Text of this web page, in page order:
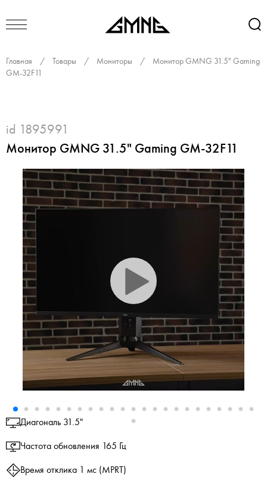
Главная / Товары / Мониторы /
Монитор GMNG 31.5" Gaming
GM-32F11
id 1895991
Монитор GMNG 31.5" Gaming GM-32F11
Диагональ 31.5"
Частота обновления 165 Гц
Время отклика 1 мс (MPRT)